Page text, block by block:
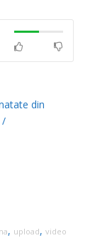
din
/
, upload, video